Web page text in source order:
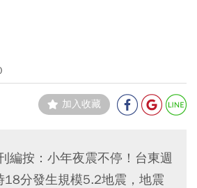
加入收藏
編按：小年夜震不停！台東週
分發生規模5.2地震，地震